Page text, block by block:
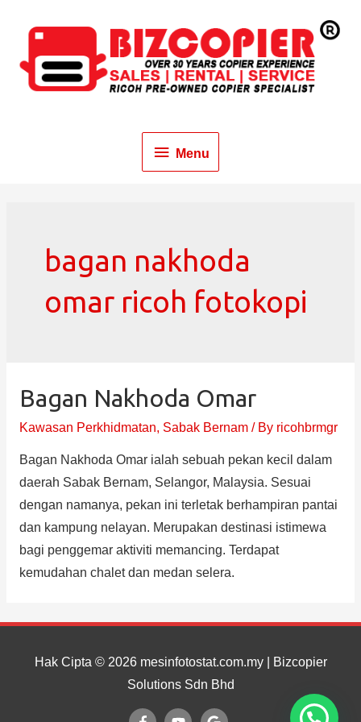
Menu
bagan nakhoda
omar ricoh fotokopi
Bagan Nakhoda Omar
Kawasan Perkhidmatan, Sabak Bernam/ By ricohbrmgr
Bagan Nakhoda Omar ialah sebuah pekan kecil dalam
daerah Sabak Bernam, Selangor, Malaysia. Sesuai
dengan namanya, pekan ini terletak berhampiran pantai
dan kampung nelayan. Merupakan destinasi istimewa
bagi penggemar aktiviti memancing. Terdapat
kemudahan chalet dan medan selera.
Hak Cipta © 2026 mesinfotostat.com.my| Bizcopier
Solutions Sdn Bhd